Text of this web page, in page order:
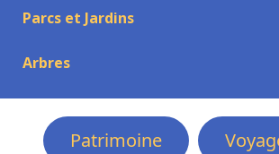
Parcs et Jardins
Arbres
Patrimoine